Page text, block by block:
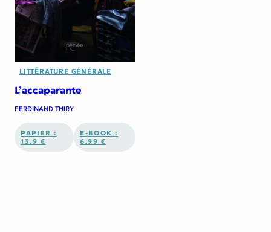
LITTÉRATURE GÉNÉRALE
L’accaparante
FERDINAND THIRY
PAPIER :
13.9 €
E-BOOK :
6.99 €